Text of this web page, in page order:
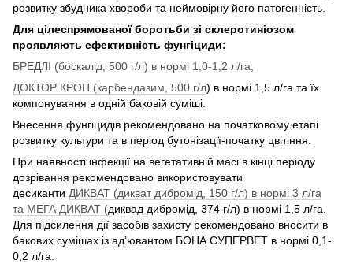
розвитку збудника хвороби та неймовірну його патогенність.
Для цілеспрямованої боротьби зі склеротиніозом
проявляють ефективність фунгіциди:
БРЕДЛІ (боскалід, 500 г/л) в нормі 1,0-1,2 л/га,
ДОКТОР КРОП (карбендазим, 500 г/л) в нормі 1,5 л/га та їх
компонування в одній баковій суміші.
Внесення фунгіцидів рекомендовано на початковому етапі
розвитку культури та в період бутонізації-початку цвітіння.
При наявності інфекції на вегетативній масі в кінці періоду
дозрівання рекомендовано використовувати
десиканти ДИКВАТ (дикват дибромід, 150 г/л) в нормі 3 л/га
та МЕГА ДИКВАТ (диквад дибромід, 374 г/л) в нормі 1,5 л/га.
Для підсилення дії засобів захисту рекомендовано вносити в
бакових сумішах із ад’ювантом БОНА СУПЕРВЕТ в нормі 0,1-
0,2 л/га.